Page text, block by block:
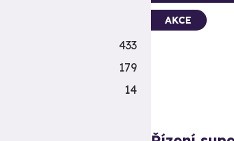
AKCE
433
179
14